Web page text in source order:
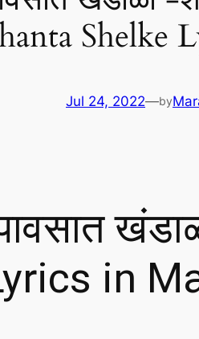
Shelke
Jul 24, 2022—by
in